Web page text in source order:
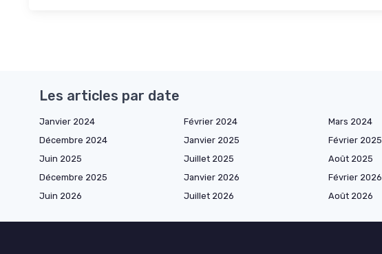
Les articles par date
Janvier 2024 Février 2024 Mars 2024
Décembre 2024
Janvier 2025 Février 2025
Juin 2025
Juillet 2025 Août 2025
Décembre 2025
Janvier 2026 Février 2026
Juin 2026
Juillet 2026 Août 2026